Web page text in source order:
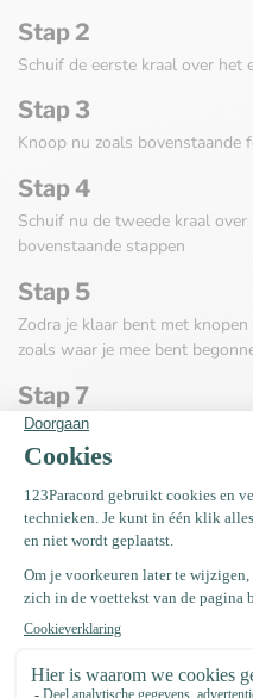
Stap 2
Schuif de eerste kraal over het
Stap 3
Knoop nu zoals bovenstaande
Stap 4
Schuif nu de tweede kraal
bovenstaande stappen
Stap 5
Zodra je klaar bent met
zoals waar je mee bent
Stap 7
Nu gaan we beginnen met de
één van de buitenste draden
Stap 8
Brand nu de zojuist geknipte
Stap 8
Nu moeten we de kralen toe
de laatste +-4CM uit de